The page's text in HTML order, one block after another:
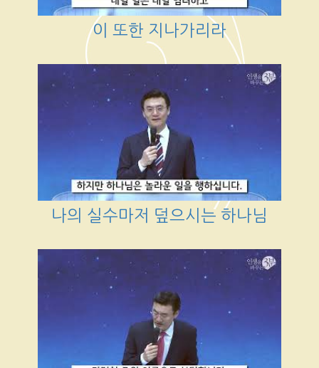
이 또한 지나가리라
나의 실수마저 덮으시는 하나님